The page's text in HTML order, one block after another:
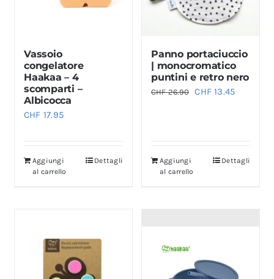
Vassoio
congelatore
Haakaa – 4
scomparti –
Albicocca
CHF 17.95
Aggiungi
al carrello
Dettagli
Panno portaciuccio
| monocromatico
puntini e retro nero
CHF26.90 Il
CHF 26.90.
CHF13.45Il
CHF
Aggiungi
al carrello
Dettagli